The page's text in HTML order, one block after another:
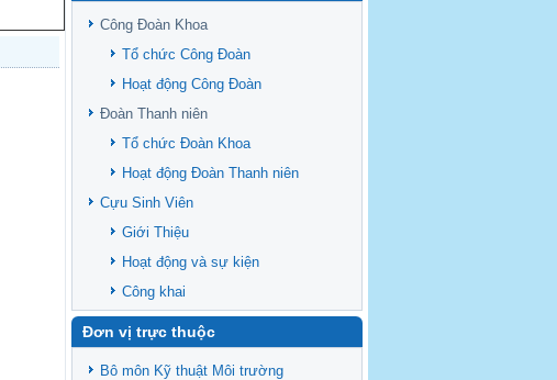
NEXT
Vietnamese Mekong Delta
Sediment properties in flood-based farming
systems in the Vietnamese upstream
Văn bản - Quy định
Ban chấp hành Đảng bộ khoa
Công Đoàn Khoa
Tổ chức Công Đoàn
Hoạt động Công Đoàn
Đoàn Thanh niên
Tổ chức Đoàn Khoa
Hoạt động Đoàn Thanh niên
Cựu Sinh Viên
Giới Thiệu
Hoạt động và sự kiện
Công khai
Đơn vị trực thuộc
Bô môn Kỹ thuật Môi trường